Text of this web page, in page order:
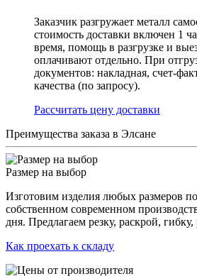
Заказчик разгружает металл
стоимость доставки включен 1
время, помощь в разгрузке и
оплачивают отдельно. При
документов: накладная, счет-
качества (по запросу).
Раcсчитать цену доставки
Преимущества заказа в Элсане
Размер на выбор
Изготовим изделия любых размеров
собственном современном
дня. Предлагаем резку, раскрой,
Как проехать к складу